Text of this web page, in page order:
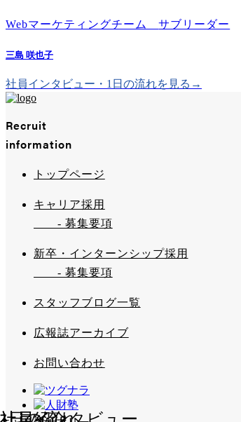
Webマーケティングチームサブリーダー
三島 咲也子
社員インタビュー・1日の流れを見る→
Recruit
information
トップページ
キャリア採用
- 募集要項
新卒・インターンシップ採用
- 募集要項
スタッフブログ一覧
広報誌アーカイブ
お問い合わせ